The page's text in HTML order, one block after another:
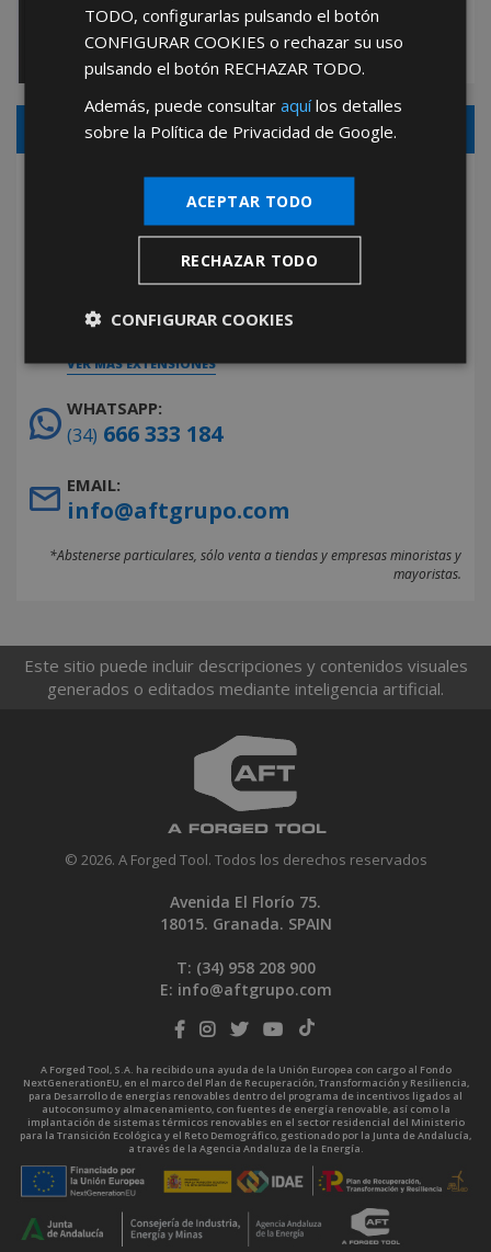
CONTACTE CON NOSOTROS
TELÉFONO:
958 208 900
EXTENSIONES CENTRALITA:
PEDIDOS/COMERCIAL
CLAVES WEB/APP
3205 / 3208 / 3312
INCIDENCIAS
VER MÁS EXTENSIONES
WHATSAPP:
(34) 666 333 184
EMAIL:
info@aftgrupo.com
*Abstenerse particulares, sólo venta a tiendas y empresas minoristas y
mayoristas.
Este sitio puede incluir descripciones y contenidos visuales
generados o editados mediante inteligencia artificial.
© 2026. A Forged Tool. Todos los derechos reservados
Avenida El Florío 75.
18015. Granada. SPAIN
T: (34) 958 208 900
E: info@aftgrupo.com
A Forged Tool, S.A. ha recibido una ayuda de la Unión Europea con cargo al Fondo
NextGenerationEU, en el marco del Plan de Recuperación, Transformación y Resiliencia,
para Desarrollo de energías renovables dentro del programa de incentivos ligados al
autoconsumo y almacenamiento, con fuentes de energía renovable, así como la
implantación de sistemas térmicos renovables en el sector residencial del Ministerio
para la Transición Ecológica y el Reto Demográfico, gestionado por la Junta de Andalucía,
a través de la Agencia Andaluza de la Energía.
TODO, configurarlas pulsando el botón
CONFIGURAR COOKIES o rechazar su uso
pulsando el botón RECHAZAR TODO.
Además, puede consultaraquílos detalles
sobre la Política de Privacidad de Google.
ACEPTAR TODO
RECHAZAR TODO
CONFIGURAR COOKIES